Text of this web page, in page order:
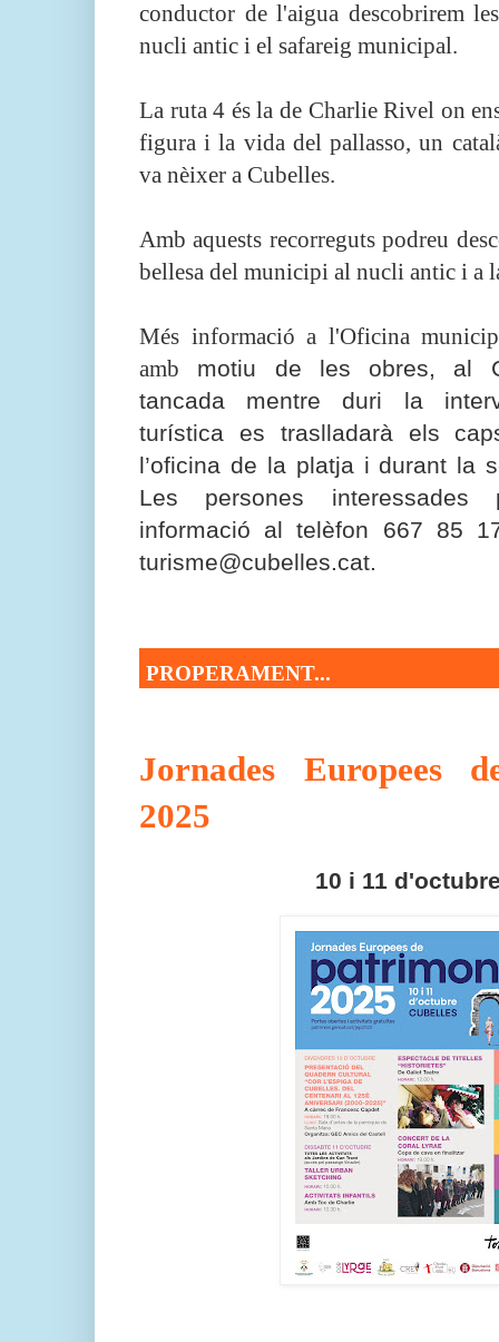
conductor de l'aigua descobrirem
nucli antic i el safareig municipal.
La ruta 4 és la de Charlie Rivel on
figura i la vida del pallasso, un
va nèixer a Cubelles.
Amb aquests recorreguts podreu
bellesa del municipi al nucli antic i a
Més informació a l'Oficina
amb motiu de les obres, al
tancada mentre duri la
turística es traslladarà els
l’oficina de la platja i durant la
Les persones interessades
informació al telèfon 667 85
turisme@cubelles.cat.
PROPERAMENT...
Jornades Europees
2025
10 i 11